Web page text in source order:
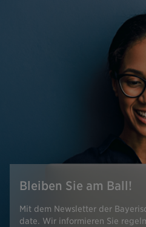
Bleiben Sie am Ball!
Mit dem Newsletter der
date. Wir informieren Sie